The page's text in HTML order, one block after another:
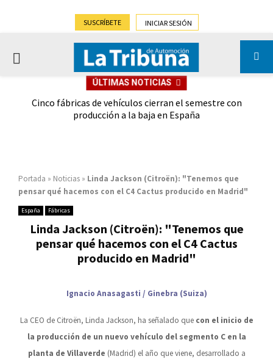
SUSCRÍBETE INICIAR SESIÓN
PRIMARY
ÚLTIMAS NOTICIAS
Cinco fábricas de vehículos cierran el semestre con
producción a la baja en España
Portada » Noticias » Linda Jackson (Citroën): "Tenemos que
pensar qué hacemos con el C4 Cactus producido en Madrid"
España Fábricas
Linda Jackson (Citroën): "Tenemos que
pensar qué hacemos con el C4 Cactus
producido en Madrid"
Ignacio Anasagasti / Ginebra (Suiza)
La CEO de Citroën, Linda Jackson, ha señalado que con el inicio de
la producción de un nuevo vehículo del segmento C en la
planta de Villaverde (Madrid) el año que viene, desarrollado a